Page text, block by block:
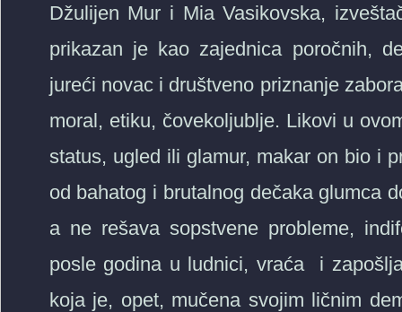
Džulijen Mur i Mia Vasikovska,
prikazan je kao zajednica poročnih,
jureći novac i društveno priznanje
moral, etiku, čovekoljublje. Likovi u
status, ugled ili glamur, makar on bio i
od bahatog i brutalnog dečaka glumca
a ne rešava sopstvene probleme,
posle godina u ludnici, vraća i
koja je, opet, mučena svojim ličnim